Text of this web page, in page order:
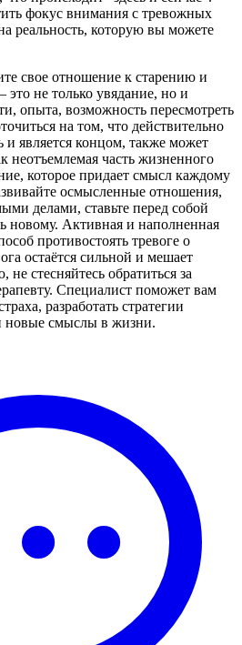
фокус внимания с тревожных
реальность, которую вы можете
свое отношение к старению и
не только увядание, но и
опыта, возможность пересмотреть
на том, что действительно
и является концом, также может
неотъемлемая часть жизненного
которое придает смысл каждому
осмысленные отношения,
делами, ставьте перед собой
новому. Активная и наполненная
противостоять тревоге о
остаётся сильной и мешает
стесняйтесь обратиться за
Специалист поможет вам
разработать стратегии
новые смыслы в жизни.